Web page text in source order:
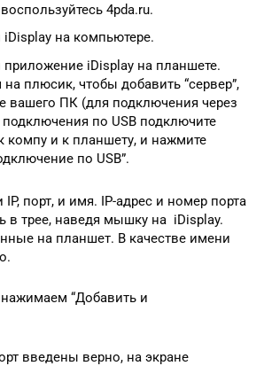
4pda.ru.
iDisplay на компьютере.
приложение iDisplay на планшете.
плюсик, чтобы добавить “сервер”,
вашего ПК (для подключения через
по USB подключите
компу и к планшету, и нажмите
по USB”.
IP, порт, и имя. IP-адрес и номер порта
в трее, наведя мышку на iDisplay.
на планшет. В качестве имени
“Добавить и
введены верно, на экране